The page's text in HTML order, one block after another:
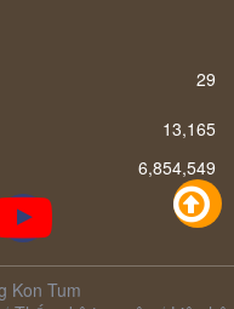
29
13,165
6,854,549
Kon Tum